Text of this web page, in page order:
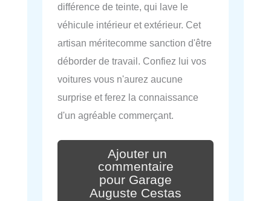
différence de teinte, qui lave le
véhicule intérieur et extérieur. Cet
artisan méritecomme sanction d'être
déborder de travail. Confiez lui vos
voitures vous n'aurez aucune
surprise et ferez la connaissance
d'un agréable commerçant.
Ajouter un
commentaire
pour Garage
Auguste Cestas